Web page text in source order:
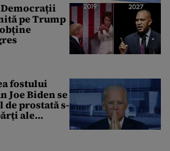
pe Trump
fostului
Joe Biden se
de prostată s-
ale